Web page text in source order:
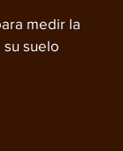
medir la
suelo